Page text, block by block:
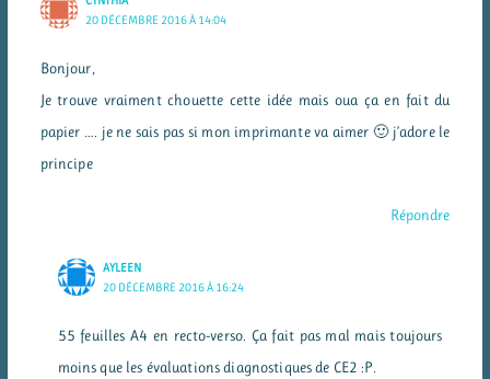
20 DÉCEMBRE 2016 À 14:04
Bonjour,
Je trouve vraiment chouette cette idée mais oua ça en fait du
papier …. je ne sais pas si mon imprimante va aimer 🙂 j’adore le
principe
Répondre
AYLEEN
20 DÉCEMBRE 2016 À 16:24
55 feuilles A4 en recto-verso. Ça fait pas mal mais toujours
moins que les évaluations diagnostiques de CE2 :P.